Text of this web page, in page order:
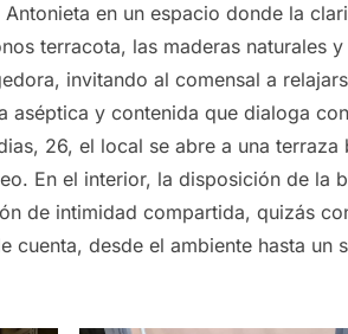
en un espacio donde la
terracota, las maderas naturales
invitando al comensal a
aséptica y contenida que dialoga
26, el local se abre a una terraza
En el interior, la disposición de la
de intimidad compartida, quizás
cuenta, desde el ambiente hasta un